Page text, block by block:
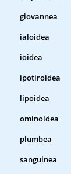
giovannea
ialoidea
ioidea
ipotiroidea
lipoidea
ominoidea
plumbea
sanguinea